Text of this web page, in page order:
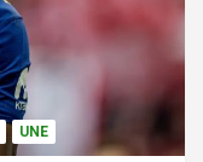
UNE